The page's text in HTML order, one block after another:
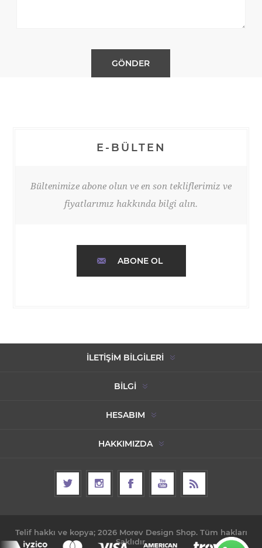
E-BÜLTEN
Bültenimize abone olun ve en son tekliflerimiz ve
fiyatlarımız hakkında bilgi alın.
ABONE OL
İLETIŞIM BILGILERI
BILGI
HESABIM
HAKKIMIZDA
Telif hakkı ve kopya; 2026 Morev Design Shop. Tüm hakları
Saklıdır.